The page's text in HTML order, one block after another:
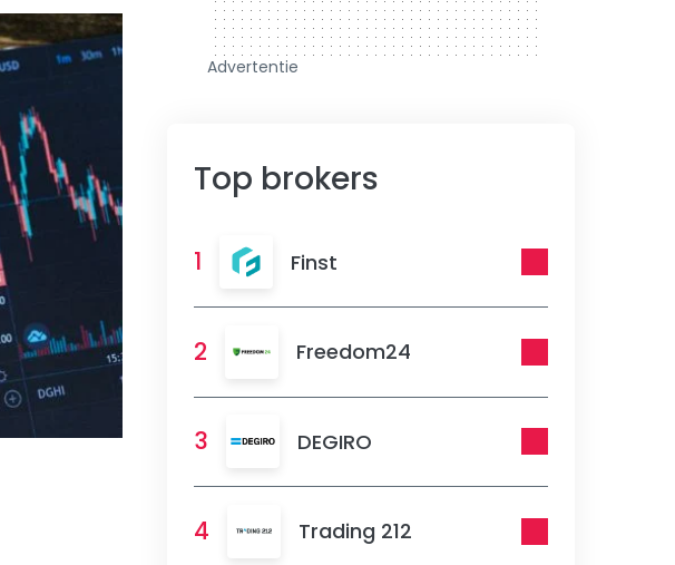
Advertentie
Top brokers
1 Finst
2 Freedom24
3 DEGIRO
4 Trading 212